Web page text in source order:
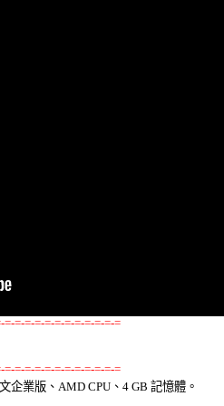
=-=-=-=-=-=-=-=-=-=-=
=-=-=-=-=-=-=-=-=-=-=
企業版、AMD CPU、4 GB 記憶體。